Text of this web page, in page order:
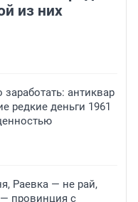
из них
антиквар
редкие деньги 1961
Раевка — не рай,
провинция с